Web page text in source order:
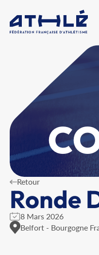
Retour
Ronde
8 Mars 2026
Belfort - Bourgogne